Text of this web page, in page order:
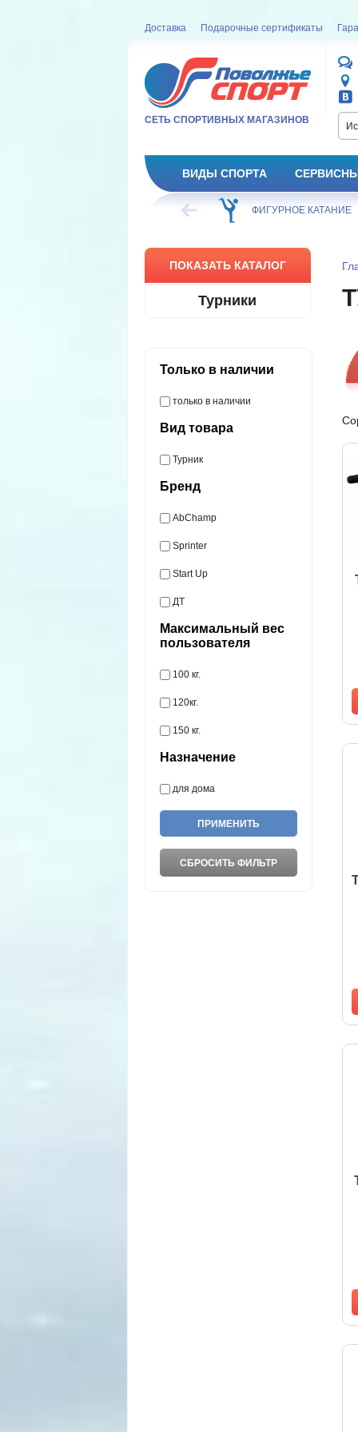
Доставка Подарочные сертификаты
СЕТЬ СПОРТИВНЫХ МАГАЗИНОВ
ВИДЫ СПОРТА
ХОККЕЙ ФИГУРНОЕ КАТАНИЕ
ПОКАЗАТЬ КАТАЛОГ
Турники
Только в наличии
только в наличии
Вид товара
Турник
Бренд
AbChamp
Sprinter
Start Up
ДТ
Максимальный вес
пользователя
100 кг.
120кг.
150 кг.
Назначение
для дома